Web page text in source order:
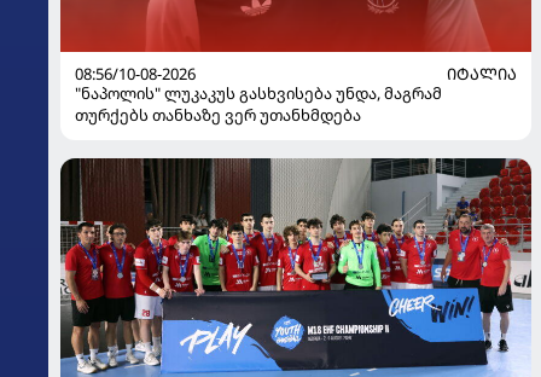
08:56/10-08-2026
ᲘᲢᲐᲚᲘᲐ
"ნაპოლის" ლუკაკუს გასხვისება უნდა, მაგრამ
თურქებს თანხაზე ვერ უთანხმდება